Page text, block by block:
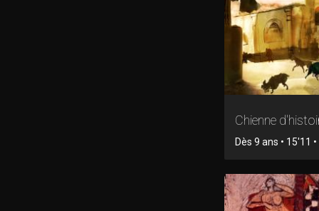
Chienne
Dès 9 ans • 15'11